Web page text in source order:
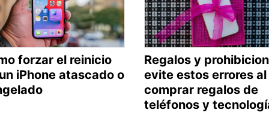
forzar el reinicio
iPhone atascado o
Regalos y
evite estos errores al
comprar regalos de
teléfonos y